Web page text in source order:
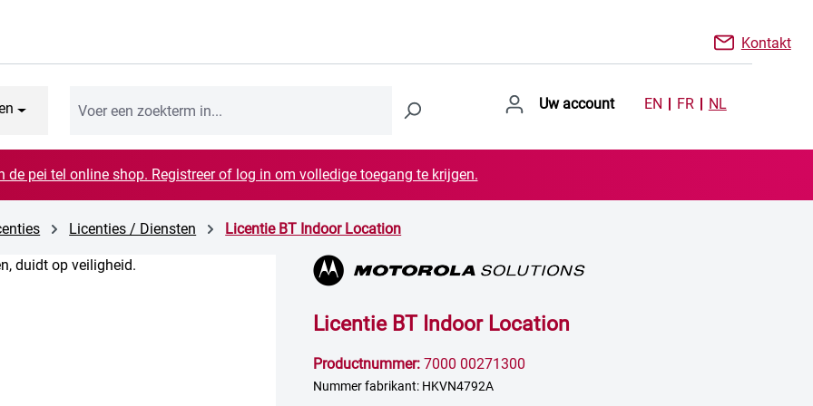
Kontakt
Uw account EN FR NL
de pei tel online shop. Registreer of log in om volledige toegang te krijgen.
Licenties / Diensten Licentie BT Indoor Location
Licentie BT Indoor Location
Productnummer: 7000 00271300
Nummer fabrikant: HKVN4792A